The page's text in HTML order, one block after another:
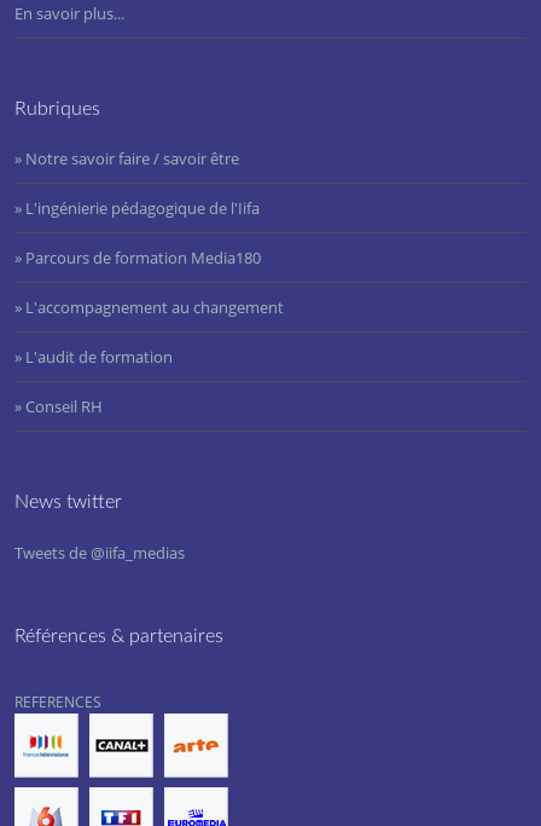
En savoir plus...
Rubriques
» Notre savoir faire / savoir être
» L'ingénierie pédagogique de l'Iifa
» Parcours de formation Media180
» L'accompagnement au changement
» L'audit de formation
» Conseil RH
News twitter
Tweets de @iifa_medias
Références & partenaires
REFERENCES